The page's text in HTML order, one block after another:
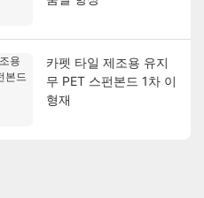
카펫 타일 제조용 유지
무 PET 스펀본드 1차 이
형재